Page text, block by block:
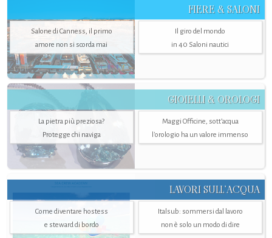
FIERE & SALONI
Salone di Canness, il primo
amore non si scorda mai
Il giro del mondo
in 40 Saloni nautici
GIOIELLI & OROLOGI
La pietra più preziosa?
Protegge chi naviga
Maggi Officine, sott’acqua
l'orologio ha un valore immenso
LAVORI SULL’ACQUA
Come diventare hostess
e steward di bordo
Italsub: sommersi dal lavoro
non è solo un modo di dire